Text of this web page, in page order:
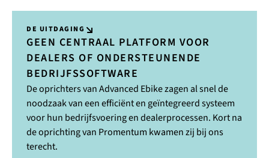
DE UITDAGING
GEEN CENTRAAL PLATFORM VOOR
DEALERS OF ONDERSTEUNENDE
BEDRIJFSSOFTWARE
De oprichters van Advanced Ebike zagen al snel de
noodzaak van een efficiënt en geïntegreerd systeem
voor hun bedrijfsvoering en dealerprocessen. Kort na
de oprichting van Promentum kwamen zij bij ons
terecht.